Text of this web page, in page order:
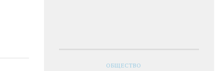
ОБЩЕСТВО